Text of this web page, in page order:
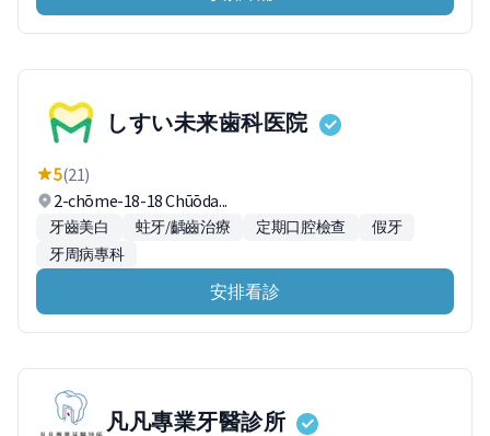
しすい未来歯科医院
5(21)
2-chōme-18-18 Chūōda...
牙齒美白 蛀牙/齲齒治療 定期口腔檢查
假牙
牙周病專科
安排看診
凡凡專業牙醫診所